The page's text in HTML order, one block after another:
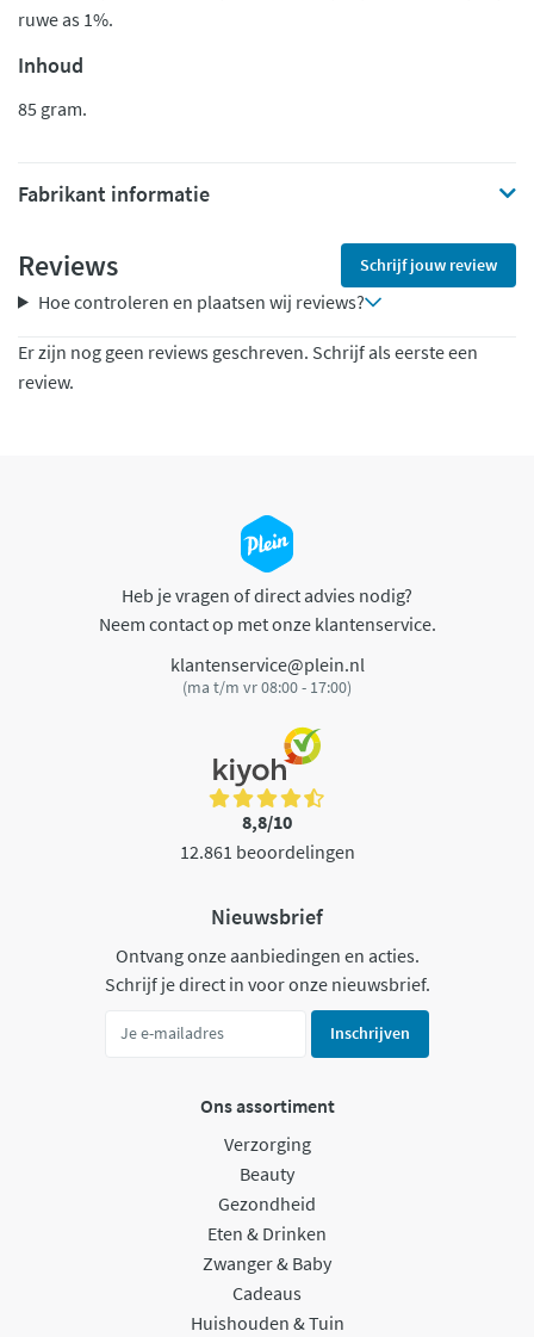
ruwe as 1%.
Inhoud
85 gram.
Fabrikant informatie
Reviews Schrijf jouw review
Hoe controleren en plaatsen wij reviews?
Er zijn nog geen reviews geschreven. Schrijf als eerste een
review.
Heb je vragen of direct advies nodig?
Neem contact op met onze klantenservice.
klantenservice@plein.nl
(ma t/m vr 08:00 - 17:00)
8,8/10
12.861 beoordelingen
Nieuwsbrief
Ontvang onze aanbiedingen en acties.
Schrijf je direct in voor onze nieuwsbrief.
Inschrijven
Ons assortiment
Verzorging
Beauty
Gezondheid
Eten & Drinken
Zwanger & Baby
Cadeaus
Huishouden & Tuin